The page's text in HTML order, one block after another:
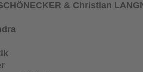
& Christian